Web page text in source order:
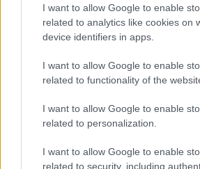
I want to allow Google to enable
related to analytics like cookies on
device identifiers in apps.
I want to allow Google to enable
related to functionality of the
I want to allow Google to enable
related to personalization.
I want to allow Google to enable
related to security, including
Kapcsolódó cikkek
Nagyobb művészeti és
autonómiát vár a Pécsi
önálló működéstől
Az újjászületés évadát
a Pécsi Balett